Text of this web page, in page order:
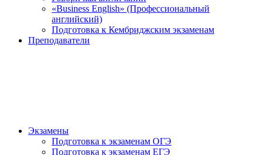
«Business English» (Профессиональный
английский)
Подготовка к Кембриджским экзаменам
Преподаватели
Экзамены
Подготовка к экзаменам ОГЭ
Подготовка к экзаменам ЕГЭ